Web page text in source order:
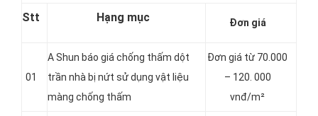
Stt Hạng mục Đơn giá
01
A Shun báo giá chống thấm dột
trần nhà bị nứt sử dụng vật liệu
màng chống thấm
Đơn giá từ 70.000
– 120. 000
vnđ/m²